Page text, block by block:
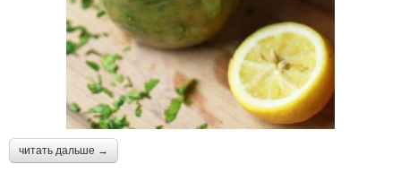
читать дальше →